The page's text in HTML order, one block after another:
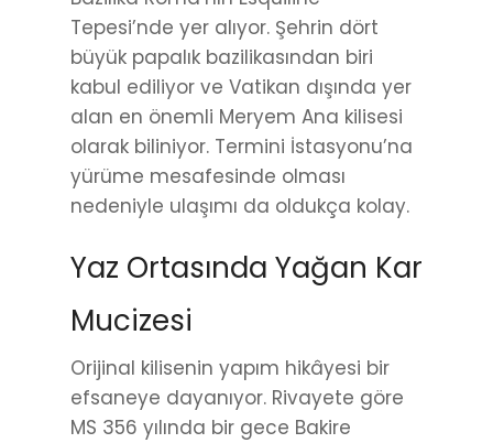
Tepesi’nde yer alıyor. Şehrin dört
büyük papalık bazilikasından biri
kabul ediliyor ve Vatikan dışında yer
alan en önemli Meryem Ana kilisesi
olarak biliniyor. Termini İstasyonu’na
yürüme mesafesinde olması
nedeniyle ulaşımı da oldukça kolay.
Yaz Ortasında Yağan Kar
Mucizesi
Orijinal kilisenin yapım hikâyesi bir
efsaneye dayanıyor. Rivayete göre
MS 356 yılında bir gece Bakire